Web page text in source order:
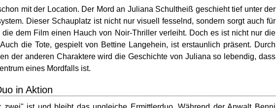
mit der Location. Der Mord an Juliana Schultheiß geschieht tief unter der
Dieser Schauplatz ist nicht nur visuell fesselnd, sondern sorgt auch für
die dem Film einen Hauch von Noir-Thriller verleiht. Doch es ist nicht nur die
die Tote, gespielt von Bettine Langehein, ist erstaunlich präsent. Durch
der anderen Charaktere wird die Geschichte von Juliana so lebendig, dass
eines Mordfalls ist.
in Aktion